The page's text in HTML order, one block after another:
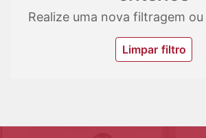
Realize uma nova filtragem
Limpar filtro